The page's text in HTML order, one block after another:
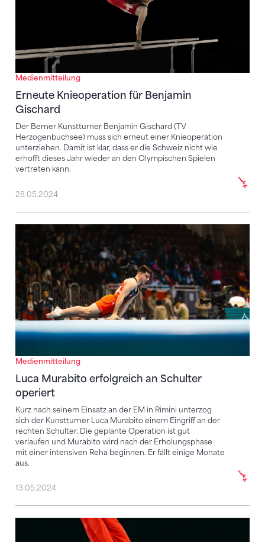
Medienmitteilung
Erneute Knieoperation für Benjamin
Gischard
Der Berner Kunstturner Benjamin Gischard (TV
Herzogenbuchsee) muss sich erneut einer Knieoperation
unterziehen. Damit ist klar, dass er die Schweiz nicht wie
erhofft dieses Jahr wieder an den Olympischen Spielen
vertreten kann.
28.05.2024
Medienmitteilung
Luca Murabito erfolgreich an Schulter
operiert
Kurz nach seinem Einsatz an der EM in Rimini unterzog
sich der Kunstturner Luca Murabito einem Eingriff an der
rechten Schulter. Die geplante Operation ist gut
verlaufen und Murabito wird nach der Erholungsphase
mit einer intensiven Reha beginnen. Er fällt einige Monate
aus.
Luca Murabito erfolgreich an Schulter operiert
13.05.2024
Dominic Tamsel erleidet Knieverletzung